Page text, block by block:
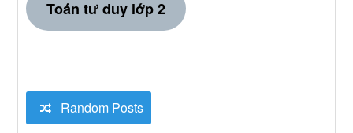
Toán tư duy lớp 2
Random Posts